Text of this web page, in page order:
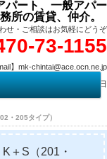
パート、一般アパー
所の賃貸、仲介。
せ・ご相談はお気軽にどうぞ
73-1155
】mk-chintai@ace.ocn.ne.jp
【定 休 日】水曜・祭日
・205タイプ）
＋S（201・